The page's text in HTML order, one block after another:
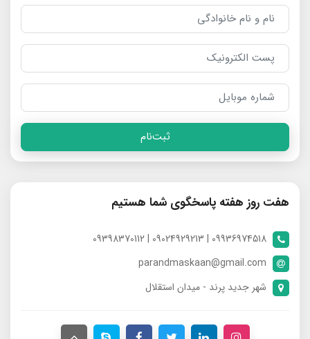
ثبت‌نام
هفت روز هفته پاسخگوی شما هستیم
09936974518 | 09024929213 | 09398370112
parandmaskaan@gmail.com
شهر جدید پرند - میدان استقلال